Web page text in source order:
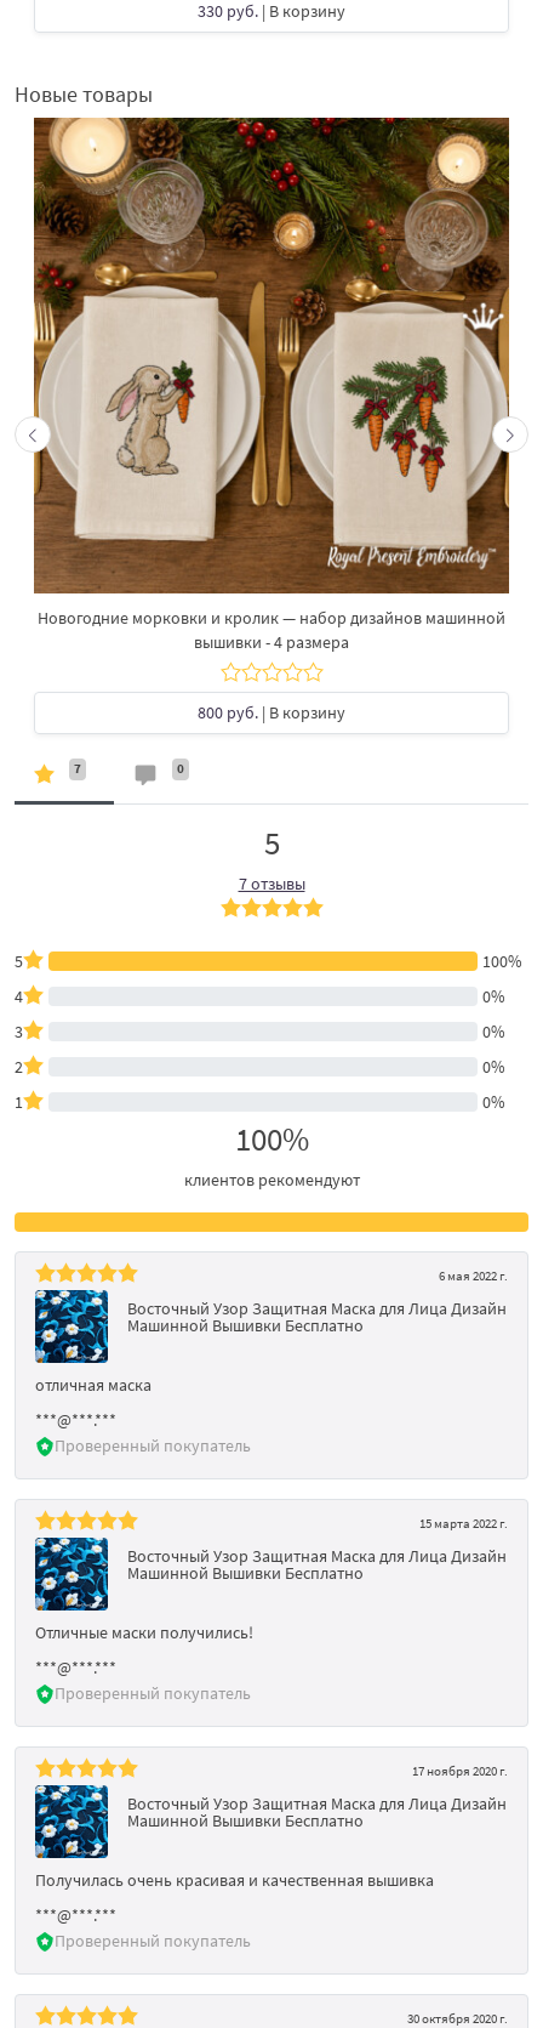
330 руб. | В корзину
Новые товары
Новогодние морковки и кролик — набор дизайнов машинной
вышивки - 4 размера
800 руб. | В корзину
7 0
5
7 отзывы
5
100%
4
0%
3
0%
2
0%
1
0%
100%
клиентов рекомендуют
6 мая 2022 г.
Восточный Узор Защитная Маска для Лица Дизайн
Машинной Вышивки Бесплатно
отличная маска
***@***.***
Проверенный покупатель
15 марта 2022 г.
Восточный Узор Защитная Маска для Лица Дизайн
Машинной Вышивки Бесплатно
Отличные маски получились!
***@***.***
Проверенный покупатель
17 ноября 2020 г.
Восточный Узор Защитная Маска для Лица Дизайн
Машинной Вышивки Бесплатно
Получилась очень красивая и качественная вышивка
***@***.***
Проверенный покупатель
30 октября 2020 г.